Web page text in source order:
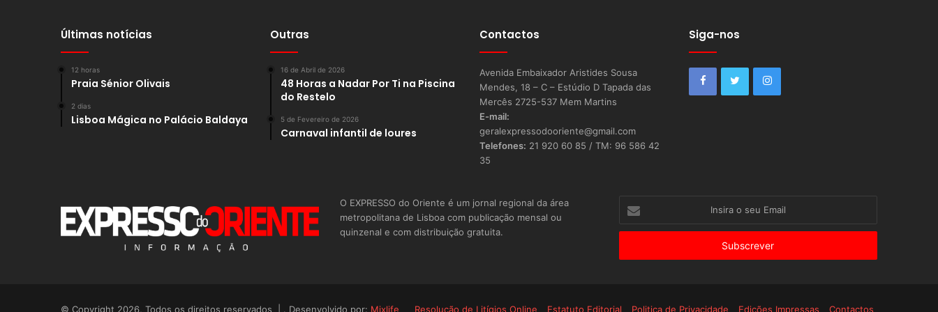
Últimas notícias
12 horas
Praia Sénior Olivais
2 dias
Lisboa Mágica no Palácio Baldaya
Outras
16 de Abril de 2026
48 Horas a Nadar Por Ti na Piscina
do Restelo
5 de Fevereiro de 2026
Carnaval infantil de loures
Contactos
Avenida Embaixador Aristides Sousa
Mendes, 18 – C – Estúdio D Tapada das
Mercês 2725-537 Mem Martins
E-mail:
geralexpressodooriente@gmail.com
Telefones: 21 920 60 85 / TM: 96 586 42
35
Siga-nos
O EXPRESSO do Oriente é um jornal regional da área
metropolitana de Lisboa com publicação mensal ou
quinzenal e com distribuição gratuita.
seu
© Copyright 2026, Todos os direitos reservados | . Desenvolvido por: Mixlife Resolução de Litígios Online Estatuto Editorial Politica de Privacidade Edições Impressas Contactos